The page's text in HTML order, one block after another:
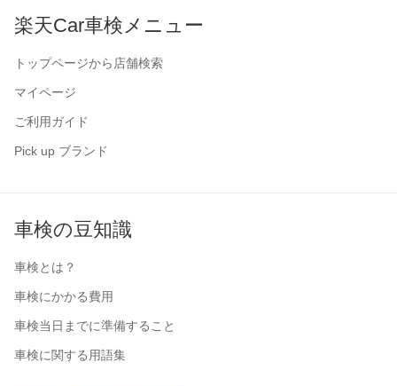
楽天Car車検メニュー
トップページから店舗検索
マイページ
ご利用ガイド
Pick up ブランド
車検の豆知識
車検とは？
車検にかかる費用
車検当日までに準備すること
車検に関する用語集